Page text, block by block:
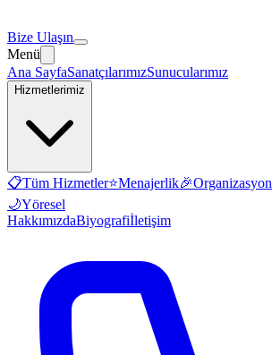
Bize Ulaşın
Menü
Ana SayfaSanatçılarımızSunucularımız
Hizmetlerimiz
📋Tüm Hizmetler⭐Menajerlik🎉Organizasyon
🌙Yöresel
HakkımızdaBiyografiİletişim